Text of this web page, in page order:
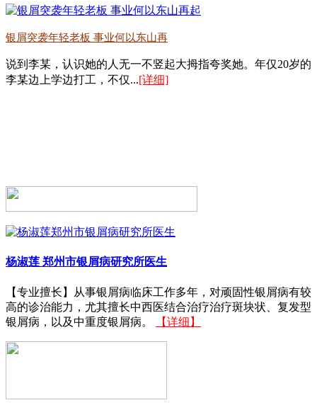
银屑突袭年轻老板 事业何以东山再
说到李某，认识她的人无一不竖起大拇指夸奖她。年仅20岁的
李某边上学边打工，不仅...[详细]
杨淑莲 郑州市银屑病研究所医生
【专业擅长】从事银屑病临床工作多年，对顽固性银屑病有较
高的诊治能力，尤其擅长中西医结合治疗治疗斑块状、复发型
银屑病，以及中重度银屑病。
【详细】